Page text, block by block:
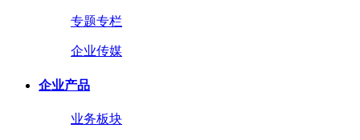
专题专栏
企业传媒
企业产品
业务板块